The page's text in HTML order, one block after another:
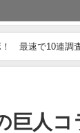
最速で10連調
巨人